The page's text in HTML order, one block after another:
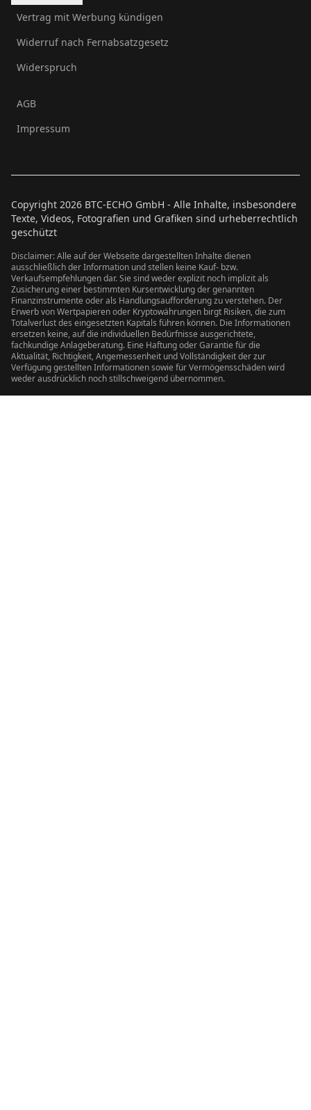
Vertrag mit Werbung kündigen
Widerruf nach Fernabsatzgesetz
Widerspruch
AGB
Impressum
Copyright 2026 BTC-ECHO GmbH - Alle Inhalte, insbesondere
Texte, Videos, Fotografien und Grafiken sind urheberrechtlich
geschützt
Disclaimer: Alle auf der Webseite dargestellten Inhalte dienen
ausschließlich der Information und stellen keine Kauf- bzw.
Verkaufsempfehlungen dar. Sie sind weder explizit noch implizit als
Zusicherung einer bestimmten Kursentwicklung der genannten
Finanzinstrumente oder als Handlungsaufforderung zu verstehen. Der
Erwerb von Wertpapieren oder Kryptowährungen birgt Risiken, die zum
Totalverlust des eingesetzten Kapitals führen können. Die Informationen
ersetzen keine, auf die individuellen Bedürfnisse ausgerichtete,
fachkundige Anlageberatung. Eine Haftung oder Garantie für die
Aktualität, Richtigkeit, Angemessenheit und Vollständigkeit der zur
Verfügung gestellten Informationen sowie für Vermögensschäden wird
weder ausdrücklich noch stillschweigend übernommen.